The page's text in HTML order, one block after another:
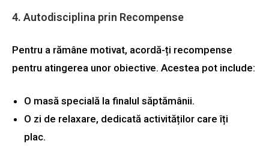
4. Autodisciplina prin Recompense
Pentru a rămâne motivat, acordă-ți recompense
pentru atingerea unor obiective. Acestea pot include:
O masă specială la finalul săptămânii.
O zi de relaxare, dedicată activităților care îți
plac.